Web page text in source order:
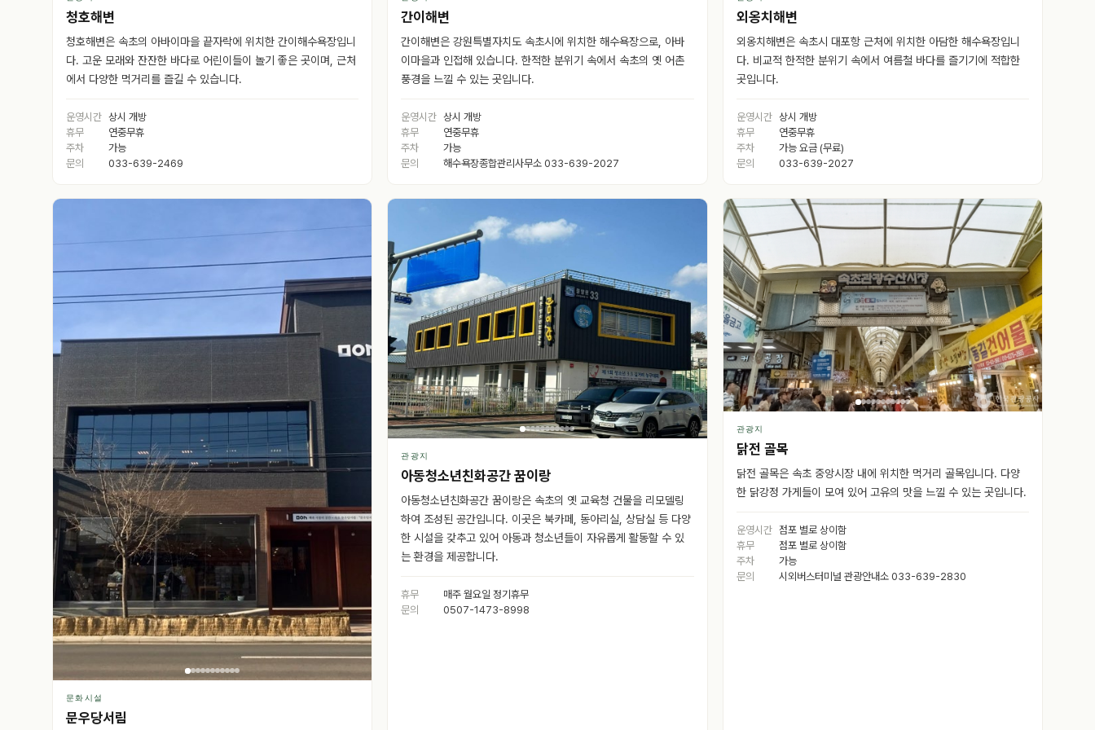
청호해변
청호해변은 속초의 아바이마을 끝자락에 위치한 간이해수욕장입니
다. 고운 모래와 잔잔한 바다로 어린이들이 놀기 좋은 곳이며, 근처
에서 다양한 먹거리를 즐길 수 있습니다.
운영시간 상시 개방
휴무
연중무휴
주차
가능
문의
033-639-2469
간이해변
간이해변은 강원특별자치도 속초시에 위치한 해수욕장으로, 아바
이마을과 인접해 있습니다. 한적한 분위기 속에서 속초의 옛 어촌
풍경을 느낄 수 있는 곳입니다.
운영시간 상시 개방
휴무
연중무휴
주차
가능
문의
해수욕장종합관리사무소 033-639-2027
외옹치해변
외옹치해변은 속초시 대포항 근처에 위치한 아담한 해수욕장입니
다. 비교적 한적한 분위기 속에서 여름철 바다를 즐기기에 적합한
곳입니다.
운영시간 상시 개방
휴무
연중무휴
주차
가능 요금 (무료)
문의
033-639-2027
문화시설
문우당서림
관광지
아동청소년친화공간 꿈이랑
아동청소년친화공간 꿈이랑은 속초의 옛 교육청 건물을 리모델링
하여 조성된 공간입니다. 이곳은 북카페, 동아리실, 상담실 등 다양
한 시설을 갖추고 있어 아동과 청소년들이 자유롭게 활동할 수 있
는 환경을 제공합니다.
휴무
매주 월요일 정기휴무
문의
0507-1473-8998
관광지
닭전 골목
닭전 골목은 속초 중앙시장 내에 위치한 먹거리 골목입니다. 다양
한 닭강정 가게들이 모여 있어 고유의 맛을 느낄 수 있는 곳입니다.
운영시간 점포 별로 상이함
휴무
점포 별로 상이함
주차
가능
문의
시외버스터미널 관광안내소 033-639-2830